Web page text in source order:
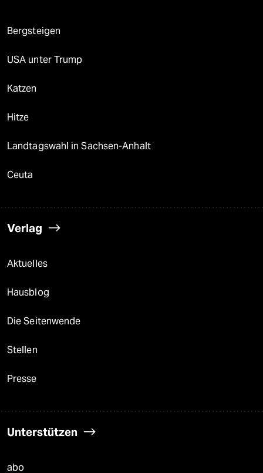
Bergsteigen
USA unter Trump
Katzen
Hitze
Landtagswahl in Sachsen-Anhalt
Ceuta
Verlag
Aktuelles
Hausblog
Die Seitenwende
Stellen
Presse
Unterstützen
abo